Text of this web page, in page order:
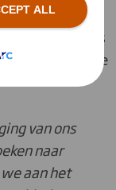
en -
engeneering, is
als de kosten te
van ons
naar
aan het